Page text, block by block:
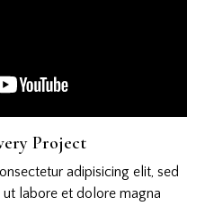
Project
adipisicing elit, sed
labore et dolore magna